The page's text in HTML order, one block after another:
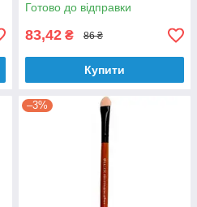
Готово до відправки
83,42 ₴ 86 ₴
Купити
–3%